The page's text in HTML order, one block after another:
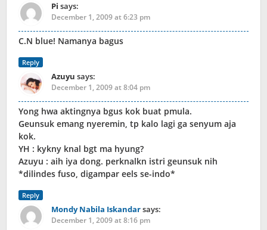
Pi says:
December 1, 2009 at 6:23 pm
C.N blue! Namanya bagus
Reply
Azuyu says:
December 1, 2009 at 8:04 pm
Yong hwa aktingnya bgus kok buat pmula.
Geunsuk emang nyeremin, tp kalo lagi ga senyum aja
kok.
YH : kykny knal bgt ma hyung?
Azuyu : aih iya dong. perknalkn istri geunsuk nih
*dilindes fuso, digampar eels se-indo*
Reply
Mondy Nabila Iskandarsays:
December 1, 2009 at 8:16 pm